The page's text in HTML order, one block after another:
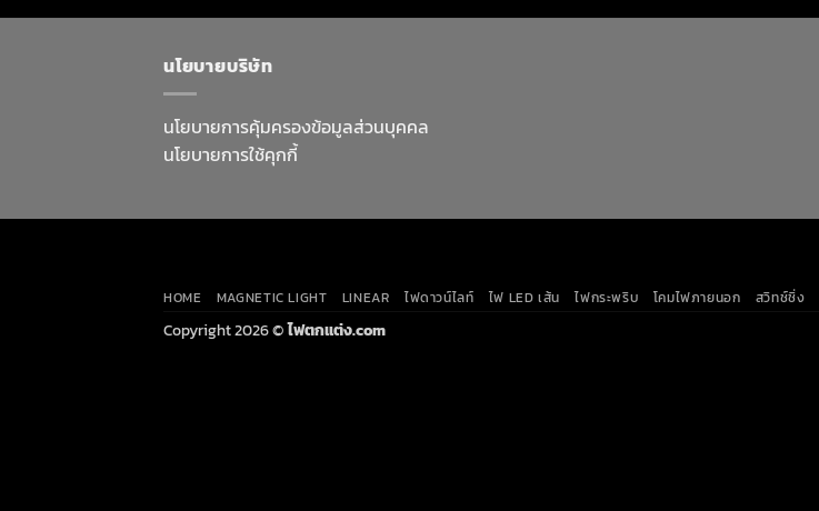
นโยบายบริษัท
นโยบายการคุ้มครองข้อมูลส่วนบุคคล
นโยบายการใช้คุกกี้
HOME MAGNETIC LIGHT LINEAR ไฟดาวน์ไลท์ ไฟ LED เส้น ไฟกระพริบ โคมไฟภายนอก สวิทช์ชิ่ง
Copyright 2026 ©ไฟตกแต่ง.com